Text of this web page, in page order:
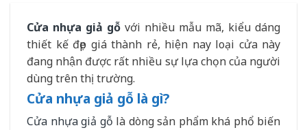
Cửa nhựa giả gỗ với nhiều mẫu mã, kiểu dáng
thiết kế đẹp giá thành rẻ, hiện nay loại cửa này
đang nhận được rất nhiều sự lựa chọn của người
dùng trên thị trường.
Cửa nhựa giả gỗ là gì?
Cửa nhựa giả gỗ là dòng sản phẩm khá phổ biến